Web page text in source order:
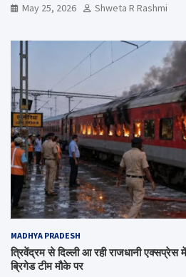
May 25, 2026 Shweta R Rashmi
MADHYA PRADESH
त्रिवेंद्रम से दिल्ली आ रही राजधानी
ब्रिगेड टीम मौके पर